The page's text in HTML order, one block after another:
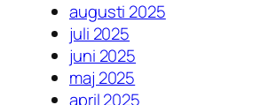
augusti 2025
juli 2025
juni 2025
maj 2025
april 2025